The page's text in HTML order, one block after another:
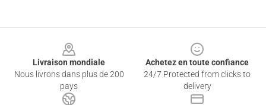
Livraison mondiale
Nous livrons dans plus de 200
pays
Achetez en toute confiance
24/7 Protected from clicks to
delivery